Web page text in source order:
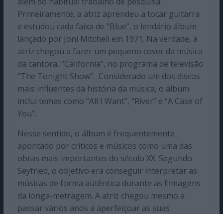
Primeiramente, a atriz aprendeu a tocar guitarra
e estudou cada faixa de “Blue”, o lendário álbum
lançado por Joni Mitchell em 1971. Na verdade, a
atriz chegou a fazer um pequeno cover da música
da cantora, “California”, no programa de televisão
“The Tonight Show”. Considerado um dos discos
mais influentes da história da música, o álbum
inclui temas como “All I Want”, “River” e “A Case of
You”.
Nesse sentido, o álbum é frequentemente
apontado por críticos e músicos como uma das
obras mais importantes do século XX. Segundo
Seyfried, o objetivo era conseguir interpretar as
músicas de forma autêntica durante as filmagens
da longa-metragem. A atriz chegou mesmo a
passar vários anos a aperfeiçoar as suas